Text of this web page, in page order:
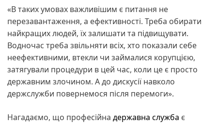
«В таких умовах важливішим є питання не
перезавантаження, а ефективності. Треба обирати
найкращих людей, їх залишати та підвищувати.
Водночас треба звільняти всіх, хто показали себе
неефективними, втекли чи займалися корупцією,
затягували процедури в цей час, коли це є просто
державним злочином. А до дискусії навколо
держслужби повернемося після перемоги».
Нагадаємо, що професійна державна служба є